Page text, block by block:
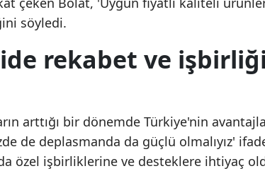
söyledi.
rekabet ve işbirliği
arttığı bir dönemde Türkiye'nin
de deplasmanda da güçlü olmalıyız'
özel işbirliklerine ve desteklere ihtiyaç